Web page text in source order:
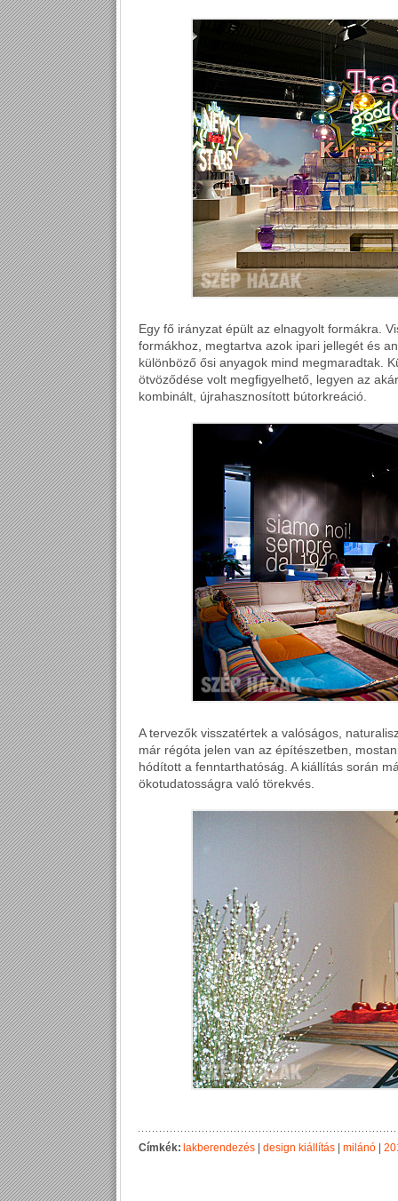
Egy fő irányzat épült az elnagyolt formákra.
formákhoz, megtartva azok ipari jellegét és
különböző ősi anyagok mind megmaradtak.
ötvöződése volt megfigyelhető, legyen az
kombinált, újrahasznosított bútorkreáció.
A tervezők visszatértek a valóságos,
már régóta jelen van az építészetben,
hódított a fenntarthatóság. A kiállítás során
ökotudatosságra való törekvés.
Címkék: lakberendezés design kiállítás milánó